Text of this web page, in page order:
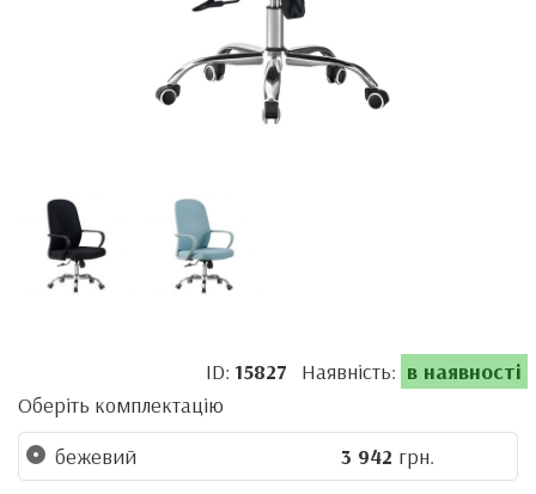
ID: 15827 Наявність: в наявності
Оберіть комплектацію
бежевий
3 942 грн.